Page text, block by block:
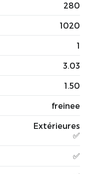
280
1020
1
3.03
1.50
freinee
Extérieures
✅
✅